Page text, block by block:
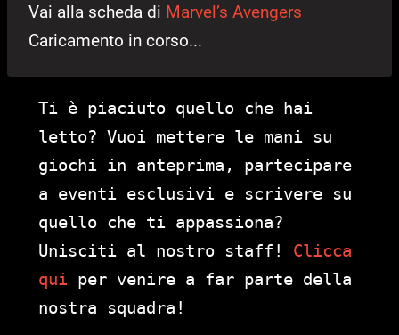
Vai alla scheda di Marvel’s Avengers
Caricamento in corso...
Ti è piaciuto quello che hai
letto? Vuoi mettere le mani su
giochi in anteprima, partecipare
a eventi esclusivi e scrivere su
quello che ti appassiona?
Unisciti al nostro staff! Clicca
qui per venire a far parte della
nostra squadra!